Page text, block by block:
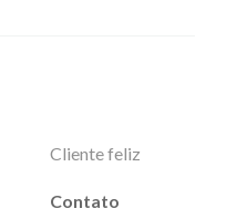
Cliente feliz
Contato